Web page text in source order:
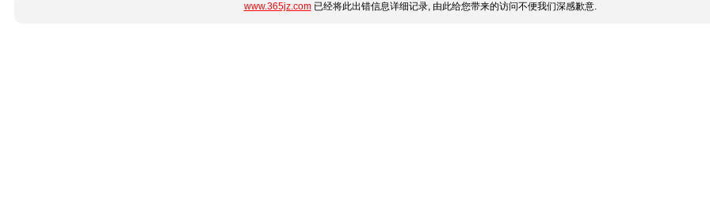
www.365jz.com已经将此出错信息详细记录, 由此给您带来的访问不便我们深感歉意.